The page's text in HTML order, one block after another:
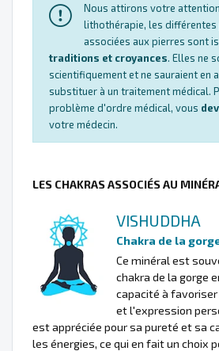
Nous attirons votre
lithothérapie, les
associées aux pierres sont
traditions et croyances. Elles ne
scientifiquement et ne sauraient en
substituer à un traitement médical.
problème d'ordre médical, vous
votre médecin.
LES CHAKRAS ASSOCIÉS AU
VISHUDDHA
Chakra de la
Ce minéral est
chakra de la gorge
capacité à
et l'expression
est appréciée pour sa pureté et sa
les énergies, ce qui en fait un choix